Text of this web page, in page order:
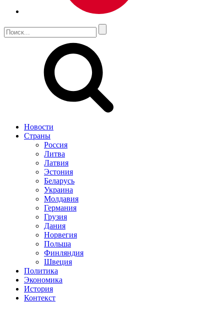
Новости
Страны
Россия
Литва
Латвия
Эстония
Беларусь
Украина
Молдавия
Германия
Грузия
Дания
Норвегия
Польша
Финляндия
Швеция
Политика
Экономика
История
Контекст